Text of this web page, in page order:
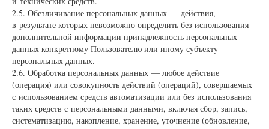
2.5. Обезличивание персональных данных — действия,
в результате которых невозможно определить без использования
дополнительной информации принадлежность персональных
данных конкретному Пользователю или иному субъекту
персональных данных.
2.6. Обработка персональных данных — любое действие
(операция) или совокупность действий (операций), совершаемых
с использованием средств автоматизации или без использования
таких средств с персональными данными, включая сбор, запись,
систематизацию, накопление, хранение, уточнение (обновление,